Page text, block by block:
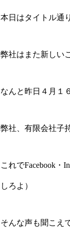
本日はタイトル通
弊社はまた新しい
なんと昨日４月１
弊社、有限会社子
これでFacebook・
しろよ）
そんな声も聞こえ